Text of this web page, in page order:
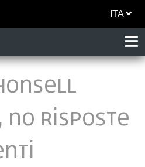
ITA
no risposte